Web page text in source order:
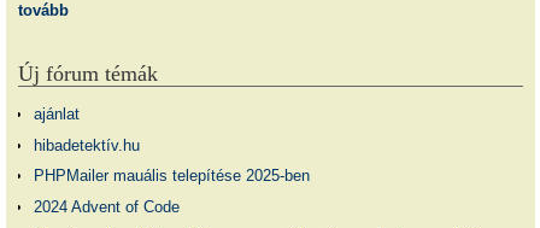
tovább
Új fórum témák
ajánlat
hibadetektív.hu
PHPMailer mauális telepítése 2025-ben
2024 Advent of Code